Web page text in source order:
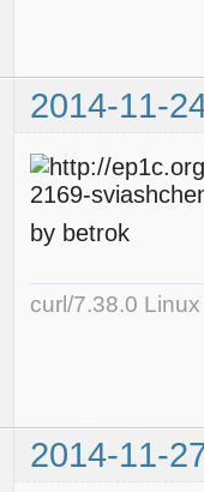
2014-11-
by betrok
curl/7.38.0
2014-11-